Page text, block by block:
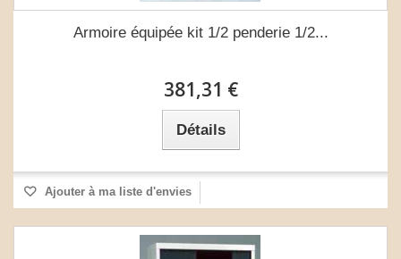
Armoire équipée kit 1/2 penderie 1/2...
381,31 €
Détails
Ajouter à ma liste d'envies